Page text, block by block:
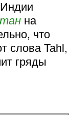
на
что
слова Tahl,
гряды